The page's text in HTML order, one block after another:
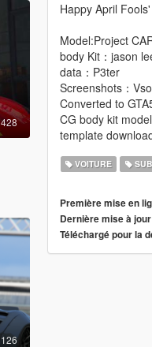
428
126
Happy April
Model:Project
body Kit：jason
data：P3ter
Screenshots：
Converted to
CG body kit
template
VOITURE
Première mise en
Dernière mise à
Téléchargé pour la